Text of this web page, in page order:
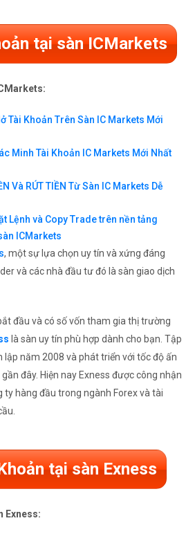
tại sàn ICMarkets
Tài Khoản Trên Sàn IC Markets Mới
Minh Tài Khoản IC Markets Mới Nhất
Và RÚT TIỀN Từ Sàn IC Markets Dễ
Lệnh và Copy Trade trên nền tảng
ICMarkets
, một sự lựa chọn uy tín và xứng đáng
và các nhà đầu tư đó là sàn giao dịch
đầu và có số vốn tham gia thị trường
là sàn uy tín phù hợp dành cho bạn. Tập
lập năm 2008 và phát triển với tốc độ ấn
đây. Hiện nay Exness được công nhận
ty hàng đầu trong ngành Forex và tài
tại sàn Exness
Exness: